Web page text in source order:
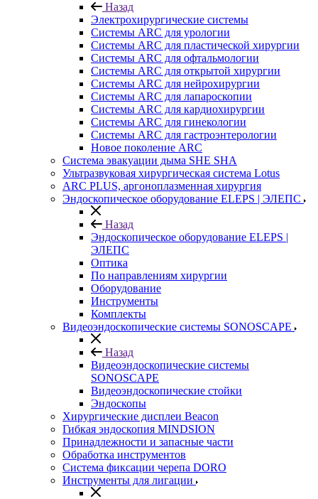
Назад
Электрохирургические системы
Системы ARC для урологии
Системы ARC для пластической хирургии
Системы ARC для офтальмологии
Системы ARC для открытой хирургии
Системы ARC для нейрохирургии
Системы ARC для лапароскопии
Системы ARC для кардиохирургии
Системы ARC для гинекологии
Системы ARC для гастроэнтерологии
Новое поколение ARC
Система эвакуации дыма SHE SHA
Ультразвуковая хирургическая система Lotus
ARC PLUS, аргоноплазменная хирургия
Эндоскопическое оборудование ELEPS | ЭЛЕПС
Назад
Эндоскопическое оборудование ELEPS |
ЭЛЕПС
Оптика
По направлениям хирургии
Оборудование
Инструменты
Комплекты
Видеоэндоскопические системы SONOSCAPE
Назад
Видеоэндоскопические системы
SONOSCAPE
Видеоэндоскопические стойки
Эндоскопы
Хирургические дисплеи Beacon
Гибкая эндоскопия MINDSION
Принадлежности и запасные части
Обработка инструментов
Система фиксации черепа DORO
Инструменты для лигации